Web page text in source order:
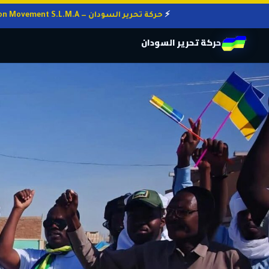
حركة تحرير السودان — Sudan Liberation Movement S.L.M.A
حركة تحرير السودان